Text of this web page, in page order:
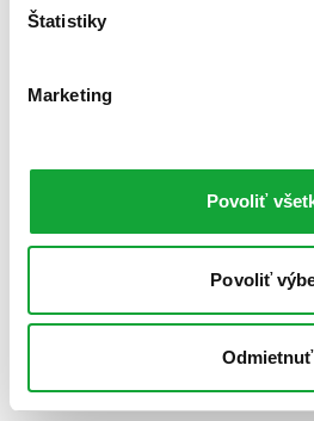
Štatistiky
Marketing
Povoliť
Povoliť
Odmietnuť